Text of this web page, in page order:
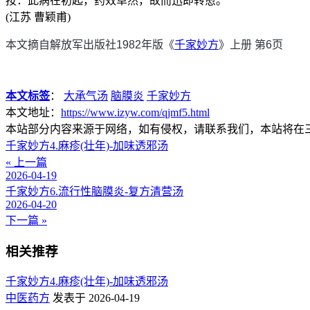
(江苏 曹颖甫)
本文摘自解放军出版社1982年版《千家妙方》上册 第6页
本文标签： 大承气汤 脑膜炎 千家妙方
本文地址： https://www.izyw.com/qjmf5.html
本站部分内容来源于网络，如有侵权，请联系我们，本站将在
千家妙方4.麻疹(壮年)-加味透邪汤
« 上一篇
2026-04-19
千家妙方6.流行性脑膜炎-复方清营汤
2026-04-20
下一篇 »
相关推荐
千家妙方4.麻疹(壮年)-加味透邪汤
中医药方 发表于 2026-04-19